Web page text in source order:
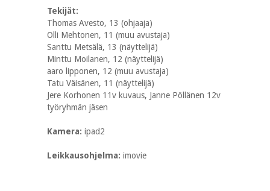
Tekijät:
Thomas Avesto, 13 (ohjaaja)
Olli Mehtonen, 11 (muu avustaja)
Santtu Metsälä, 13 (näyttelijä)
Minttu Moilanen, 12 (näyttelijä)
aaro lipponen, 12 (muu avustaja)
Tatu Väisänen, 11 (näyttelijä)
Jere Korhonen 11v kuvaus, Janne Pöllänen 12v
työryhmän jäsen
Kamera: ipad2
Leikkausohjelma: imovie